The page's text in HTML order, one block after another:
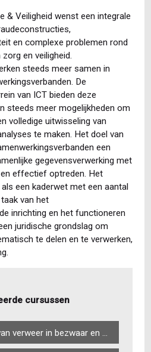
& Veiligheid wenst een integrale
en complexe problemen rond
en veiligheid.
steeds meer samen in
De
van ICT bieden deze
steeds meer mogelijkheden om
volledige uitwisseling van
te maken. Het doel van
een
gegevensverwerking met
effectief optreden. Het
een kaderwet met een aantal
van het
inrichting en het functioneren
juridische grondslag om
te delen en te verwerken,
cursussen
Leergang Voeren van verweer in bezwaar en beroep